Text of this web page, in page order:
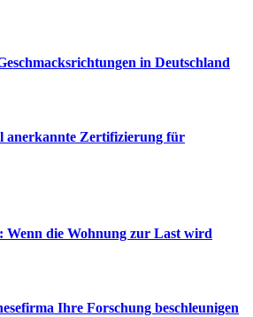
in Deutschland
anerkannte Zertifizierung für
Wenn die Wohnung zur Last wird
Ihre Forschung beschleunigen